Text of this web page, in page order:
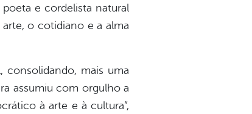
e cordelista natural
o cotidiano e a alma
consolidando, mais uma
assumiu com orgulho a
à arte e à cultura”,